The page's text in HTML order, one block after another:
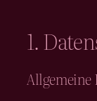
1.
Allgemeine